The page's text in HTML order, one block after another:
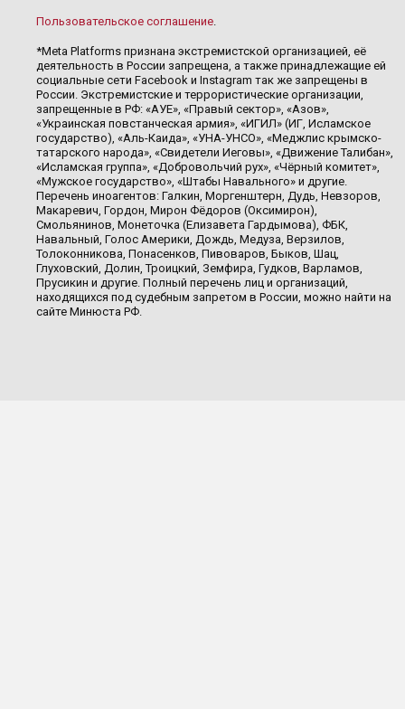
Пользовательское соглашение.
*Meta Platforms признана экстремистской организацией, её
деятельность в России запрещена, а также принадлежащие ей
социальные сети Facebook и Instagram так же запрещены в
России. Экстремистские и террористические организации,
запрещенные в РФ: «АУЕ», «Правый сектор», «Азов»,
«Украинская повстанческая армия», «ИГИЛ» (ИГ, Исламское
государство), «Аль-Каида», «УНА-УНСО», «Меджлис крымско-
татарского народа», «Свидетели Иеговы», «Движение Талибан»,
«Исламская группа», «Добровольчий рух», «Чёрный комитет»,
«Мужское государство», «Штабы Навального» и другие.
Перечень иноагентов: Галкин, Моргенштерн, Дудь, Невзоров,
Макаревич, Гордон, Мирон Фёдоров (Оксимирон),
Смольянинов, Монеточка (Елизавета Гардымова), ФБК,
Навальный, Голос Америки, Дождь, Медуза, Верзилов,
Толоконникова, Понасенков, Пивоваров, Быков, Шац,
Глуховский, Долин, Троицкий, Земфира, Гудков, Варламов,
Прусикин и другие. Полный перечень лиц и организаций,
находящихся под судебным запретом в России, можно найти на
сайте Минюста РФ.